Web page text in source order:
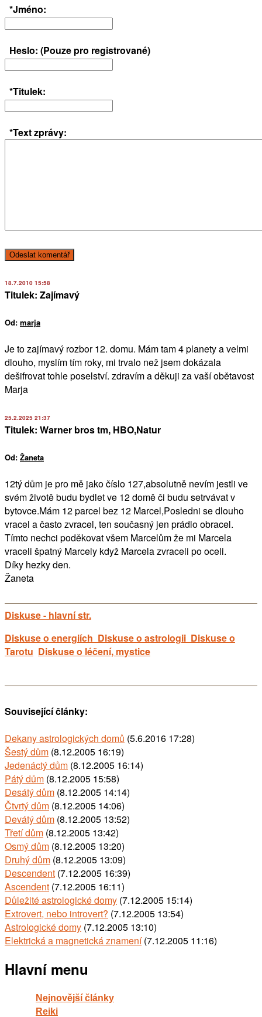
*Jméno:
Heslo: (Pouze pro registrované)
*Titulek:
*Text zprávy:
18.7.2010 15:58
Titulek: Zajímavý
Od: marja
Je to zajímavý rozbor 12. domu. Mám tam 4 planety a velmi
dlouho, myslím tím roky, mi trvalo než jsem dokázala
dešifrovat tohle poselství. zdravím a děkuji za vaší obětavost
Marja
25.2.2025 21:37
Titulek: Warner bros tm, HBO,Natur
Od: Žaneta
12tý dům je pro mě jako číslo 127,absolutně nevím jestli ve
svém životě budu bydlet ve 12 domě či budu setrvávat v
bytovce.Mám 12 parcel bez 12 Marcel,Posledni se dlouho
vracel a často zvracel, ten současný jen prádlo obracel.
Tímto nechci poděkovat všem Marcelům že mi Marcela
vraceli špatný Marcely když Marcela zvraceli po oceli.
Díky hezky den.
Žaneta
Diskuse - hlavní str.
Diskuse o energiích Diskuse o astrologii Diskuse o
Tarotu Diskuse o léčení, mystice
Související články:
Dekany astrologických domů (5.6.2016 17:28)
Šestý dům (8.12.2005 16:19)
Jedenáctý dům (8.12.2005 16:14)
Pátý dům (8.12.2005 15:58)
Desátý dům (8.12.2005 14:14)
Čtvrtý dům (8.12.2005 14:06)
Devátý dům (8.12.2005 13:52)
Třetí dům (8.12.2005 13:42)
Osmý dům (8.12.2005 13:20)
Druhý dům (8.12.2005 13:09)
Descendent (7.12.2005 16:39)
Ascendent (7.12.2005 16:11)
Důležité astrologické domy (7.12.2005 15:14)
Extrovert, nebo introvert? (7.12.2005 13:54)
Astrologické domy (7.12.2005 13:10)
Elektrická a magnetická znamení(7.12.2005 11:16)
Hlavní menu
Nejnovější články
Reiki